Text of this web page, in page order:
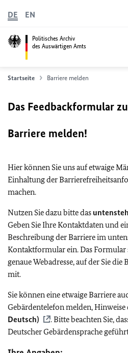
Politisches Archiv
des Auswärtigen Amts
DE EN
Startseite Barriere melden
Das Feedbackformular
Barriere melden!
Hier können Sie uns auf etwaige
Einhaltung der
machen.
Nutzen Sie dazu bitte das
Geben Sie Ihre Kontaktdaten und
Beschreibung der Barriere im
Kontaktformular ein. Das Formular
genaue Webadresse, auf der Sie
mit.
Sie können eine etwaige Barriere
Gebärdentelefon melden, Hinweise
Deutsch)
. Bitte beachten Sie,
Deutscher Gebärdensprache